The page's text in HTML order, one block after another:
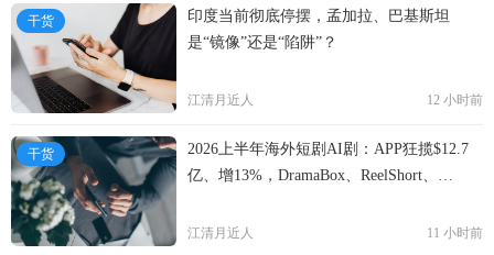
干货
印度当前彻底停摆，孟加拉、巴基斯坦
是“镜像”还是“陷阱”？
江清月近人 12 小时前
干货
2026上半年海外短剧AI剧：APP狂揽$12.7
亿、增13%，DramaBox、ReelShort、
江清月近人 11 小时前